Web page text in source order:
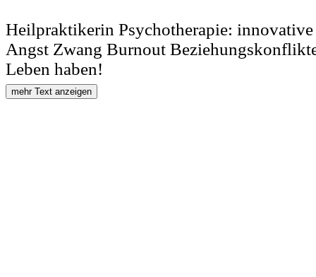
Heilpraktikerin Psychotherapie: innovative
Angst Zwang Burnout
Leben haben!
mehr Text anzeigen